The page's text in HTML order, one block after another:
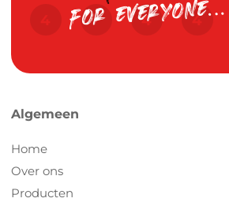
Algemeen
Home
Over ons
Producten